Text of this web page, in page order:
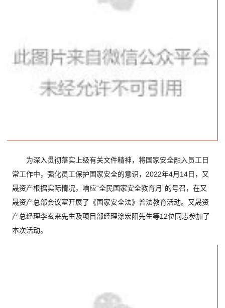
为深入贯彻落实上级有关文件精神，将国家安全融入员工日
常工作中，强化员工保护国家安全的意识，2022年4月14日，又
晟资产根据实际情况，响应“全民国家安全教育月”的号召，在又
晟资产总部会议室开展了《国家安全法》普法教育活动。又晟资
产总经理李玄来先生及项目部经理涂宏阳先生等12位同志参加了
本次活动。